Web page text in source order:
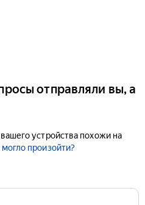
отправляли вы, а
устройства похожи на
произойти?